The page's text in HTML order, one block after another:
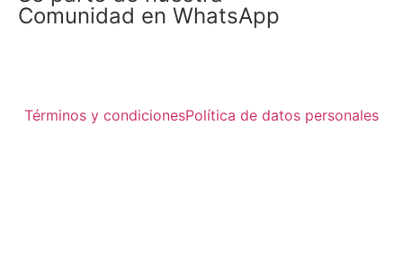
Comunidad en WhatsApp
Términos y condicionesPolítica de datos personales